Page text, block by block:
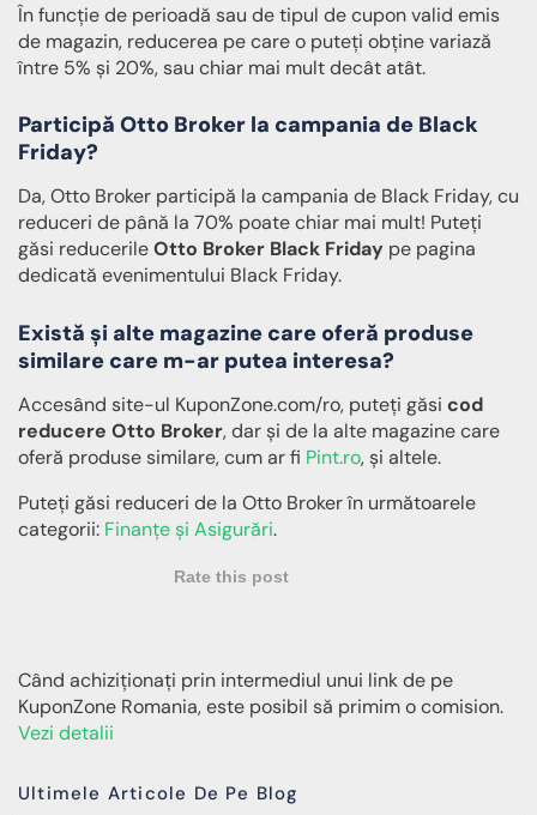
În funcție de perioadă sau de tipul de cupon valid emis
de magazin, reducerea pe care o puteți obține variază
între 5% și 20%, sau chiar mai mult decât atât.
Participă Otto Broker la campania de Black
Friday?
Da, Otto Broker participă la campania de Black Friday, cu
reduceri de până la 70% poate chiar mai mult! Puteți
găsi reducerileOtto Broker Black Friday pe pagina
dedicată evenimentului Black Friday.
Există și alte magazine care oferă produse
similare care m-ar putea interesa?
Accesând site-ul KuponZone.com/ro, puteți găsi cod
reducere Otto Broker, dar și de la alte magazine care
oferă produse similare, cum ar fi Pint.ro, și altele.
Puteți găsi reduceri de la Otto Broker în următoarele
categorii: Finanțe și Asigurări.
Rate this post
Când achiziționați prin intermediul unui link de pe
KuponZone Romania, este posibil să primim o comision.
Vezi detalii
Ultimele Articole De Pe Blog